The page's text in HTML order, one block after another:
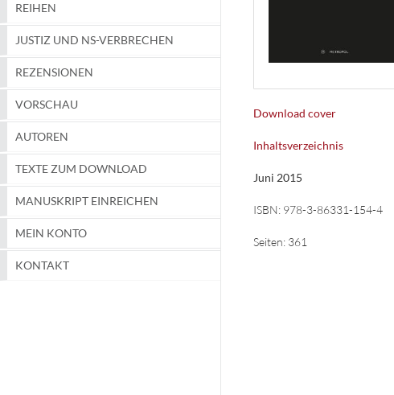
REIHEN
JUSTIZ UND NS-VERBRECHEN
REZENSIONEN
VORSCHAU
AUTOREN
TEXTE ZUM DOWNLOAD
MANUSKRIPT EINREICHEN
MEIN KONTO
KONTAKT
Download cover
Inhaltsverzeichnis
Juni 2015
ISBN: 978-3-86331-154-4
Seiten: 361